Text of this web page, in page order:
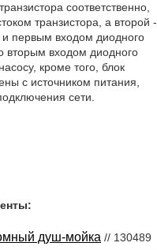
соответственно,
транзистора, а второй -
и первым входом диодного
вторым входом диодного
кроме того, блок
с источником питания,
сети.
душ-мойка // 130489